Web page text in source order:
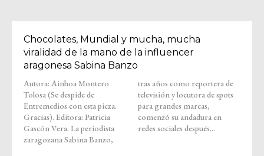
Chocolates, Mundial y mucha, mucha
viralidad de la mano de la influencer
aragonesa Sabina Banzo
Autora: Ainhoa Montero
Tolosa (Se despide de
Entremedios con esta pieza.
Gracias). Editora: Patricia
Gascón Vera. La periodista
zaragozana Sabina Banzo,
tras años como reportera de
televisión y locutora de spots
para grandes marcas,
comenzó su andadura en
redes sociales después...